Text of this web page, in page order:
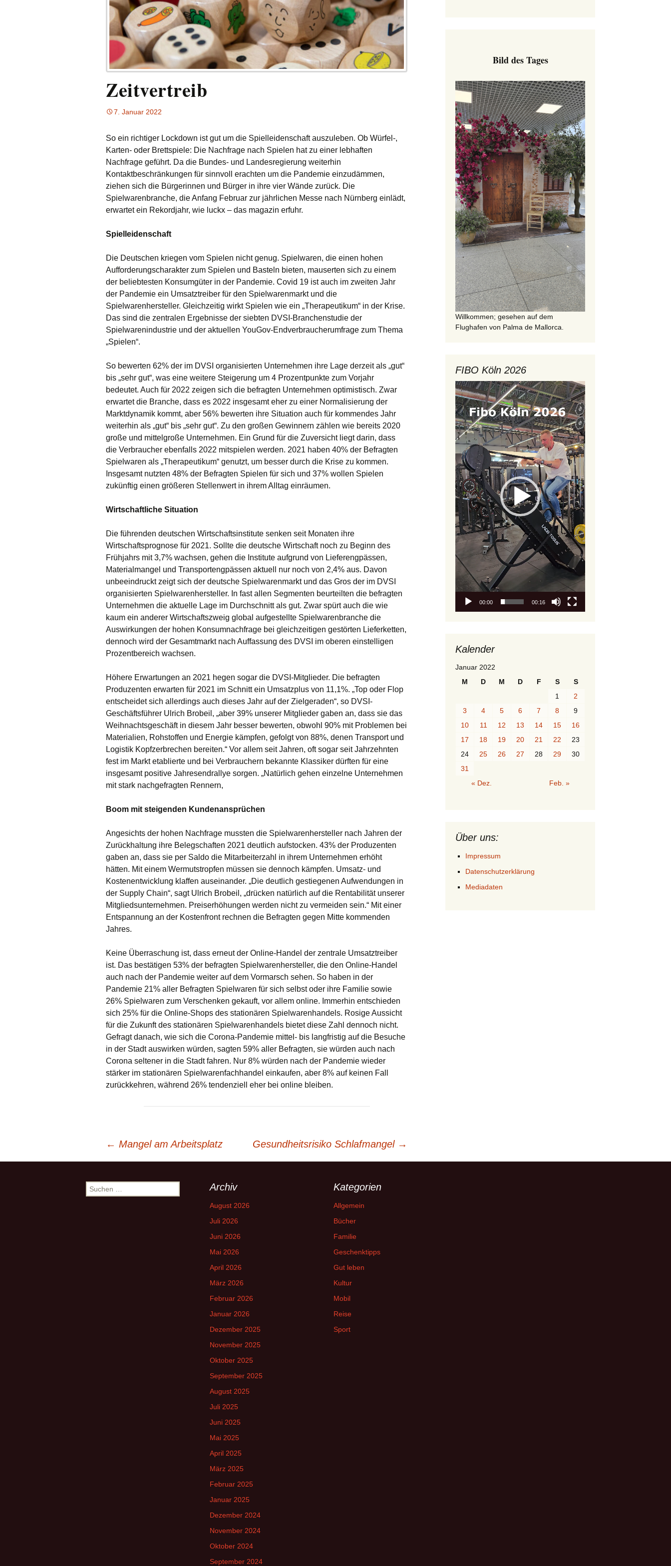
Zeitvertreib
7. Januar 2022
So ein richtiger Lockdown ist gut um die Spielleidenschaft auszuleben. Ob Würfel-,
Karten- oder Brettspiele: Die Nachfrage nach Spielen hat zu einer lebhaften
Nachfrage geführt. Da die Bundes- und Landesregierung weiterhin
Kontaktbeschränkungen für sinnvoll erachten um die Pandemie einzudämmen,
ziehen sich die Bürgerinnen und Bürger in ihre vier Wände zurück. Die
Spielwarenbranche, die Anfang Februar zur jährlichen Messe nach Nürnberg einlädt,
erwartet ein Rekordjahr, wie luckx – das magazin erfuhr.
Spielleidenschaft
Die Deutschen kriegen vom Spielen nicht genug. Spielwaren, die einen hohen
Aufforderungscharakter zum Spielen und Basteln bieten, mauserten sich zu einem
der beliebtesten Konsumgüter in der Pandemie. Covid 19 ist auch im zweiten Jahr
der Pandemie ein Umsatztreiber für den Spielwarenmarkt und die
Spielwarenhersteller. Gleichzeitig wirkt Spielen wie ein „Therapeutikum“ in der Krise.
Das sind die zentralen Ergebnisse der siebten DVSI-Branchenstudie der
Spielwarenindustrie und der aktuellen YouGov-Endverbraucherumfrage zum Thema
„Spielen“.
So bewerten 62% der im DVSI organisierten Unternehmen ihre Lage derzeit als „gut“
bis „sehr gut“, was eine weitere Steigerung um 4 Prozentpunkte zum Vorjahr
bedeutet. Auch für 2022 zeigen sich die befragten Unternehmen optimistisch. Zwar
erwartet die Branche, dass es 2022 insgesamt eher zu einer Normalisierung der
Marktdynamik kommt, aber 56% bewerten ihre Situation auch für kommendes Jahr
weiterhin als „gut“ bis „sehr gut“. Zu den großen Gewinnern zählen wie bereits 2020
große und mittelgroße Unternehmen. Ein Grund für die Zuversicht liegt darin, dass
die Verbraucher ebenfalls 2022 mitspielen werden. 2021 haben 40% der Befragten
Spielwaren als „Therapeutikum“ genutzt, um besser durch die Krise zu kommen.
Insgesamt nutzten 48% der Befragten Spielen für sich und 37% wollen Spielen
zukünftig einen größeren Stellenwert in ihrem Alltag einräumen.
Wirtschaftliche Situation
Die führenden deutschen Wirtschaftsinstitute senken seit Monaten ihre
Wirtschaftsprognose für 2021. Sollte die deutsche Wirtschaft noch zu Beginn des
Frühjahrs mit 3,7% wachsen, gehen die Institute aufgrund von Lieferengpässen,
Materialmangel und Transportengpässen aktuell nur noch von 2,4% aus. Davon
unbeeindruckt zeigt sich der deutsche Spielwarenmarkt und das Gros der im DVSI
organisierten Spielwarenhersteller. In fast allen Segmenten beurteilten die befragten
Unternehmen die aktuelle Lage im Durchschnitt als gut. Zwar spürt auch die wie
kaum ein anderer Wirtschaftszweig global aufgestellte Spielwarenbranche die
Auswirkungen der hohen Konsumnachfrage bei gleichzeitigen gestörten Lieferketten,
dennoch wird der Gesamtmarkt nach Auffassung des DVSI im oberen einstelligen
Prozentbereich wachsen.
Höhere Erwartungen an 2021 hegen sogar die DVSI-Mitglieder. Die befragten
Produzenten erwarten für 2021 im Schnitt ein Umsatzplus von 11,1%. „Top oder Flop
entscheidet sich allerdings auch dieses Jahr auf der Zielgeraden“, so DVSI-
Geschäftsführer Ulrich Brobeil, „aber 39% unserer Mitglieder gaben an, dass sie das
Weihnachtsgeschäft in diesem Jahr besser bewerten, obwohl 90% mit Problemen bei
Materialien, Rohstoffen und Energie kämpfen, gefolgt von 88%, denen Transport und
Logistik Kopfzerbrechen bereiten.“ Vor allem seit Jahren, oft sogar seit Jahrzehnten
fest im Markt etablierte und bei Verbrauchern bekannte Klassiker dürften für eine
insgesamt positive Jahresendrallye sorgen. „Natürlich gehen einzelne Unternehmen
mit stark nachgefragten Rennern,
Boom mit steigenden Kundenansprüchen
Angesichts der hohen Nachfrage mussten die Spielwarenhersteller nach Jahren der
Zurückhaltung ihre Belegschaften 2021 deutlich aufstocken. 43% der Produzenten
gaben an, dass sie per Saldo die Mitarbeiterzahl in ihrem Unternehmen erhöht
hätten. Mit einem Wermutstropfen müssen sie dennoch kämpfen. Umsatz- und
Kostenentwicklung klaffen auseinander. „Die deutlich gestiegenen Aufwendungen in
der Supply Chain“, sagt Ulrich Brobeil, „drücken natürlich auf die Rentabilität unserer
Mitgliedsunternehmen. Preiserhöhungen werden nicht zu vermeiden sein.“ Mit einer
Entspannung an der Kostenfront rechnen die Befragten gegen Mitte kommenden
Jahres.
Keine Überraschung ist, dass erneut der Online-Handel der zentrale Umsatztreiber
ist. Das bestätigen 53% der befragten Spielwarenhersteller, die den Online-Handel
auch nach der Pandemie weiter auf dem Vormarsch sehen. So haben in der
Pandemie 21% aller Befragten Spielwaren für sich selbst oder ihre Familie sowie
26% Spielwaren zum Verschenken gekauft, vor allem online. Immerhin entschieden
sich 25% für die Online-Shops des stationären Spielwarenhandels. Rosige Aussicht
für die Zukunft des stationären Spielwarenhandels bietet diese Zahl dennoch nicht.
Gefragt danach, wie sich die Corona-Pandemie mittel- bis langfristig auf die Besuche
in der Stadt auswirken würden, sagten 59% aller Befragten, sie würden auch nach
Corona seltener in die Stadt fahren. Nur 8% würden nach der Pandemie wieder
stärker im stationären Spielwarenfachhandel einkaufen, aber 8% auf keinen Fall
zurückkehren, während 26% tendenziell eher bei online bleiben.
Navigation
← Mangel am Arbeitsplatz Gesundheitsrisiko Schlafmangel →
Bild des Tages
Willkommen; gesehen auf dem
Flughafen von Palma de Mallorca.
FIBO Köln 2026
Video-
Player
00:00 00:16
Kalender
Januar 2022
M
D M D F S
S
1
2
3
4 5 6 7 8
9
10
11 12 13 14 15
16
17
18 19 20 21 22
23
24
25 26 27 28 29
30
31
« Dez.
Feb. »
Über uns:
Impressum
Datenschutzerklärung
Mediadaten
Suchen
nach:
Archiv
August 2026
Juli 2026
Juni 2026
Mai 2026
April 2026
März 2026
Februar 2026
Januar 2026
Dezember 2025
November 2025
Oktober 2025
September 2025
August 2025
Juli 2025
Juni 2025
Mai 2025
April 2025
März 2025
Februar 2025
Januar 2025
Dezember 2024
November 2024
Oktober 2024
September 2024
Kategorien
Allgemein
Bücher
Familie
Geschenktipps
Gut leben
Kultur
Mobil
Reise
Sport